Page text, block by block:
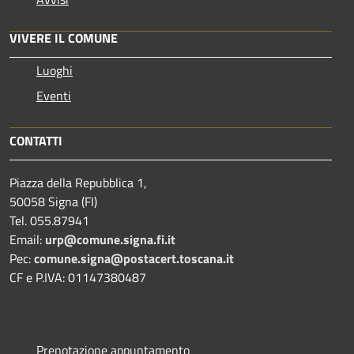
VIVERE IL COMUNE
Luoghi
Eventi
CONTATTI
Piazza della Repubblica 1,
50058 Signa (FI)
Tel. 055.87941
Email: urp@comune.signa.fi.it
Pec:comune.signa@postacert.toscana.it
CF e P.IVA: 01147380487
Prenotazione appuntamento